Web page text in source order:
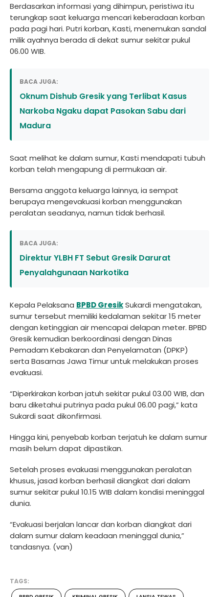
Berdasarkan informasi yang dihimpun, peristiwa itu
terungkap saat keluarga mencari keberadaan korban
pada pagi hari. Putri korban, Kasti, menemukan sandal
milik ayahnya berada di dekat sumur sekitar pukul
06.00 WIB.
BACA JUGA:
Oknum Dishub Gresik yang Terlibat Kasus
Narkoba Ngaku dapat Pasokan Sabu dari
Madura
Saat melihat ke dalam sumur, Kasti mendapati tubuh
korban telah mengapung di permukaan air.
Bersama anggota keluarga lainnya, ia sempat
berupaya mengevakuasi korban menggunakan
peralatan seadanya, namun tidak berhasil.
BACA JUGA:
Direktur YLBH FT Sebut Gresik Darurat
Penyalahgunaan Narkotika
Kepala Pelaksana BPBD GresikSukardi mengatakan,
sumur tersebut memiliki kedalaman sekitar 15 meter
dengan ketinggian air mencapai delapan meter. BPBD
Gresik kemudian berkoordinasi dengan Dinas
Pemadam Kebakaran dan Penyelamatan (DPKP)
serta Basarnas Jawa Timur untuk melakukan proses
evakuasi.
“Diperkirakan korban jatuh sekitar pukul 03.00 WIB, dan
baru diketahui putrinya pada pukul 06.00 pagi,” kata
Sukardi saat dikonfirmasi.
Hingga kini, penyebab korban terjatuh ke dalam sumur
masih belum dapat dipastikan.
Setelah proses evakuasi menggunakan peralatan
khusus, jasad korban berhasil diangkat dari dalam
sumur sekitar pukul 10.15 WIB dalam kondisi meninggal
dunia.
“Evakuasi berjalan lancar dan korban diangkat dari
dalam sumur dalam keadaan meninggal dunia,”
tandasnya. (van)
TAGS: